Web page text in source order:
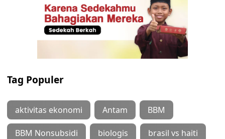
Tag Populer
aktivitas ekonomi Antam BBM
BBM Nonsubsidi biologis brasil vs haiti